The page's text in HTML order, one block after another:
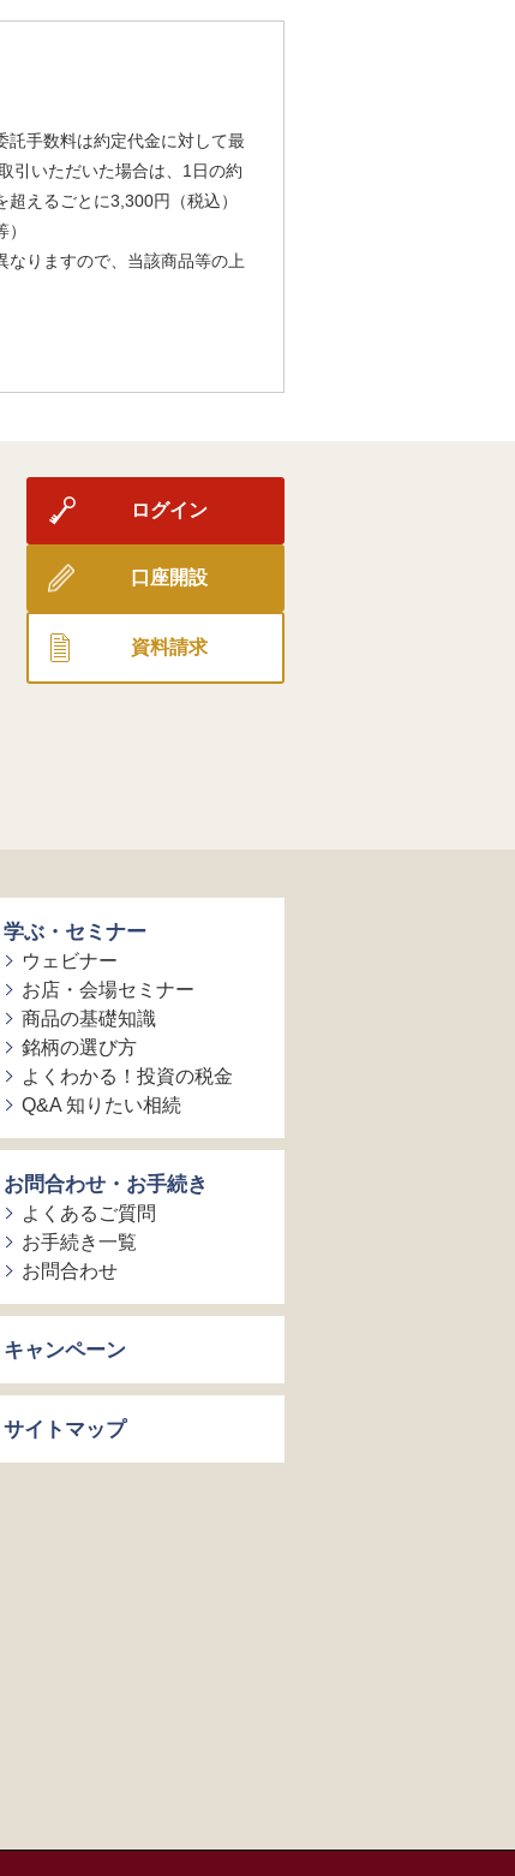
託手数料は約定代金に対して最
引いただいた場合は、1日の約
えるごとに3,300円（税込）
なりますので、当該商品等の上
ログイン
口座開設
資料請求
学ぶ・セミナー
ウェビナー
お店・会場セミナー
商品の基礎知識
銘柄の選び方
よくわかる！投資の税金
Q&A 知りたい相続
お問合わせ・お手続き
よくあるご質問
お手続き一覧
お問合わせ
キャンペーン
サイトマップ